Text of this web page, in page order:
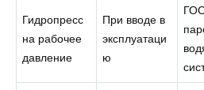
Гидропресс
на рабочее
давление
При вводе в
эксплуатаци
ю